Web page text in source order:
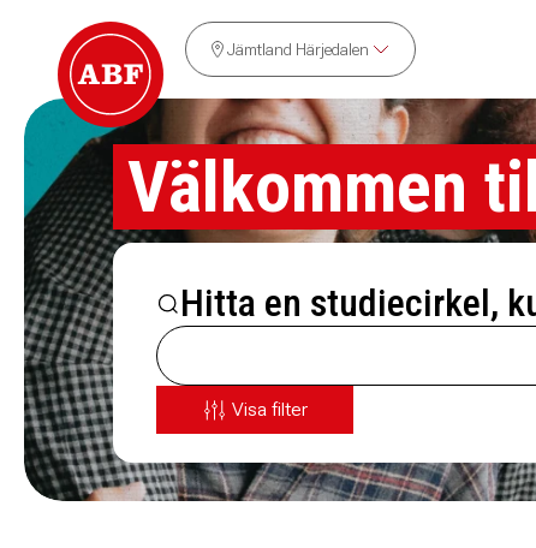
Jämtland Härjedalen
Välkommen
Hitta en studiecirkel,
Visa filter